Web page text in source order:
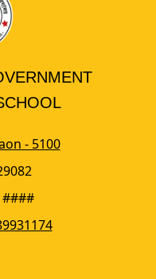
- 5100
####